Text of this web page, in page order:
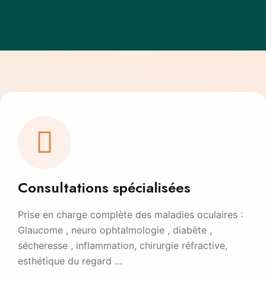
Consultations spécialisées
Prise en charge complète des maladies oculaires :
Glaucome , neuro ophtalmologie , diabète ,
sécheresse , inflammation, chirurgie réfractive,
esthétique du regard …